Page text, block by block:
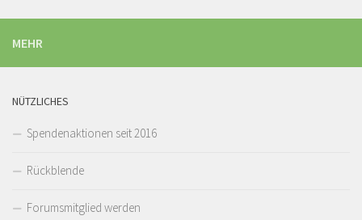
MEHR
NÜTZLICHES
Spendenaktionen seit 2016
Rückblende
Forumsmitglied werden